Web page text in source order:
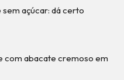
açúcar: dá certo
com abacate cremoso em